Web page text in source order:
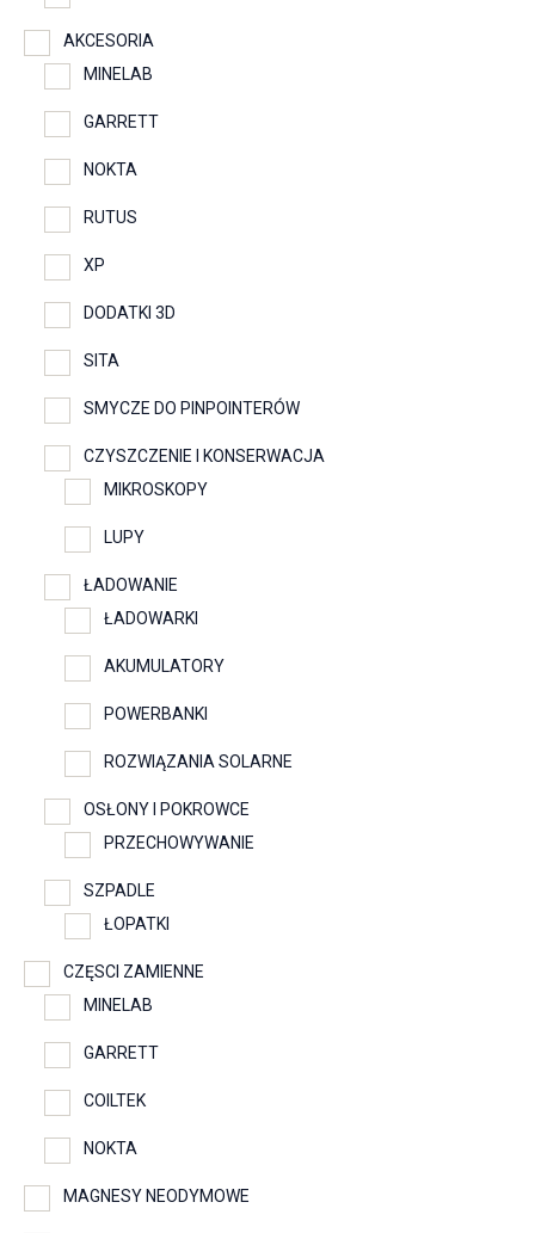
AKCESORIA
MINELAB
GARRETT
NOKTA
RUTUS
XP
DODATKI 3D
SITA
SMYCZE DO PINPOINTERÓW
CZYSZCZENIE I KONSERWACJA
MIKROSKOPY
LUPY
ŁADOWANIE
ŁADOWARKI
AKUMULATORY
POWERBANKI
ROZWIĄZANIA SOLARNE
OSŁONY I POKROWCE
PRZECHOWYWANIE
SZPADLE
ŁOPATKI
CZĘSCI ZAMIENNE
MINELAB
GARRETT
COILTEK
NOKTA
MAGNESY NEODYMOWE